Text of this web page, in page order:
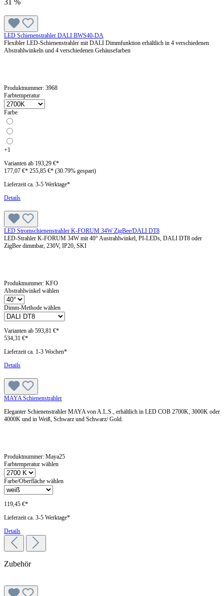
LED Schienenstrahler DALI BWS40-DA
Flexibler LED-Schienenstrahler mit DALI Dimmfunktion erhältlich in 4 verschiedenen
Abstrahlwinkeln und 4 verschiedenen Gehäusefarben
Produktnummer: 3968
Farbtemperatur
Farbe
+1
Varianten ab 193,29 €*
177,07 €* 255,85 €* (30.79% gespart)
Lieferzeit ca. 3-5 Werktage*
Details
LED Stromschienenstrahler K-FORUM 34W ZigBee/DALI DT8
LED-Strahler K-FORUM 34W mit 40° Austrahlwinkel, PI-LEDs, DALI DT8 oder
ZigBee dimmbar, 230V, IP20, SKI
Produktnummer: KFO
Abstrahlwinkel wählen
Dimm-Methode wählen
Varianten ab 593,81 €*
534,31 €*
Lieferzeit ca. 1-3 Wochen*
Details
MAYA Schienenstrahler
Eleganter Schienenstrahler MAYA von A.L.S., erhältlich in LED COB 2700K, 3000K oder
4000K und in Weiß, Schwarz und Schwarz/ Gold.
Produktnummer: Maya25
Farbtemperatur wählen
Farbe/Oberfläche wählen
119,45 €*
Lieferzeit ca. 3-5 Werktage*
Details
Zubehör